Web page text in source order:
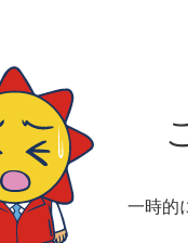
一時的